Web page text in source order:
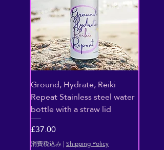
Ground, Hydrate, Reiki
Repeat Stainless steel water
bottle with a straw lid
価格
£37.00
消費税込み|Shipping Policy